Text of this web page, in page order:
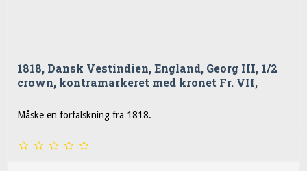
1818, Dansk Vestindien, England, Georg III, 1/2
crown, kontramarkeret med kronet Fr. VII,
Måske en forfalskning fra 1818.